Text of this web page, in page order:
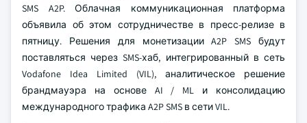
SMS A2P. Облачная коммуникационная платформа
объявила об этом сотрудничестве в пресс-релизе в
пятницу. Решения для монетизации A2P SMS будут
поставляться через SMS-хаб, интегрированный в сеть
Vodafone Idea Limited (VIL), аналитическое решение
брандмауэра на основе AI / ML и консолидацию
международного трафика A2P SMS в сети VIL.